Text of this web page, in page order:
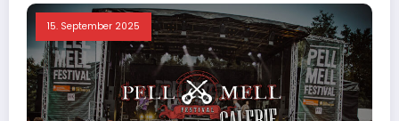
15. September 2025